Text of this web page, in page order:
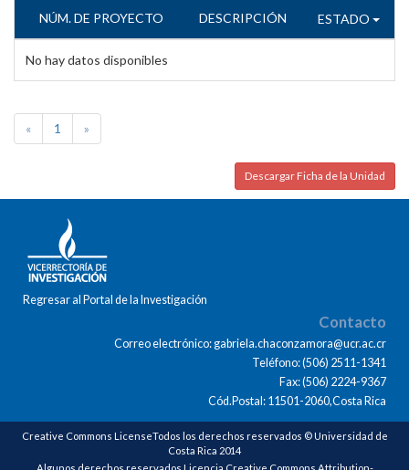
NÚM. DE PROYECTO DESCRIPCIÓN ESTADO
No hay datos disponibles
« 1 »
Descargar Ficha de la Unidad
Regresar al Portal de la Investigación
Contacto
Correo electrónico: gabriela.chaconzamora@ucr.ac.cr
Teléfono: (506) 2511-1341
Fax: (506) 2224-9367
Cód.Postal: 11501-2060,Costa Rica
Creative Commons LicenseTodos los derechos reservados © Universidad de
Costa Rica 2014